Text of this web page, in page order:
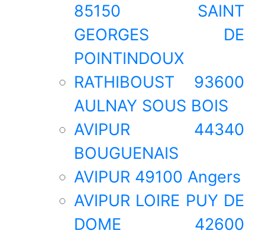
85150 SAINT
GEORGES DE
POINTINDOUX
RATHIBOUST 93600
AULNAY SOUS BOIS
AVIPUR 44340
BOUGUENAIS
AVIPUR 49100 Angers
AVIPUR LOIRE PUY DE
DOME 42600